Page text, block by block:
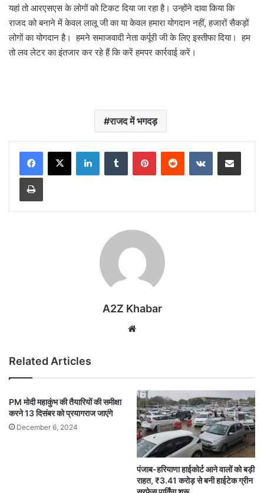
यहां तो आरएसएस के लोगों को टिकट दिया जा रहा है। उन्होंने दावा किया कि
राजद को बनाने में केवल लालू जी का या केवल हमारा योगदान नहीं, हजारों सैकड़ों
लोगों का योगदान है। हमने समाजवादी नेता कर्पूरी जी के लिए इस्तीफा दिया। हम
तो लव लेटर का इंतजार कर रहे हैं कि करें हमपर कार्रवाई करें।
राजद में भगदड़
LinkedInTumblr PinterestReddit VKontakteShare via Email
Print
A2Z Khabar
Related Articles
PM मोदी महाकुंभ की तैयारियों की समीक्षा
करने 13 दिसंबर को प्रयागराज जाएंगे
December 6, 2024
पंजाब-हरियाणा हाईकोर्ट आने वालों को बड़ी
राहत, ₹3.41 करोड़ से बनी हाईटेक ग्रीन